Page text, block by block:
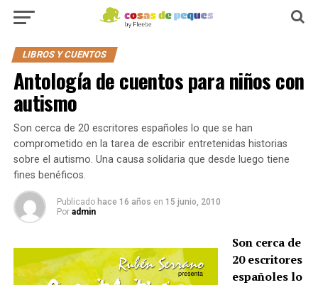
LIBROS Y CUENTOS
Antología de cuentos para niños con
autismo
Son cerca de 20 escritores españoles lo que se han
comprometido en la tarea de escribir entretenidas historias
sobre el autismo. Una causa solidaria que desde luego tiene
fines benéficos.
Publicado hace 16 años en 15 junio, 2010
Por admin
Son cerca de
20 escritores
españoles lo